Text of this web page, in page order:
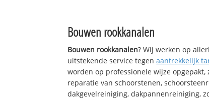
Bouwen rookkanalen
Bouwen rookkanalen? Wij werken op
uitstekende service tegenaantrekkelijk
worden op professionele wijze
reparatie van schoorstenen,
dakgevelreiniging, dakpannenreiniging,